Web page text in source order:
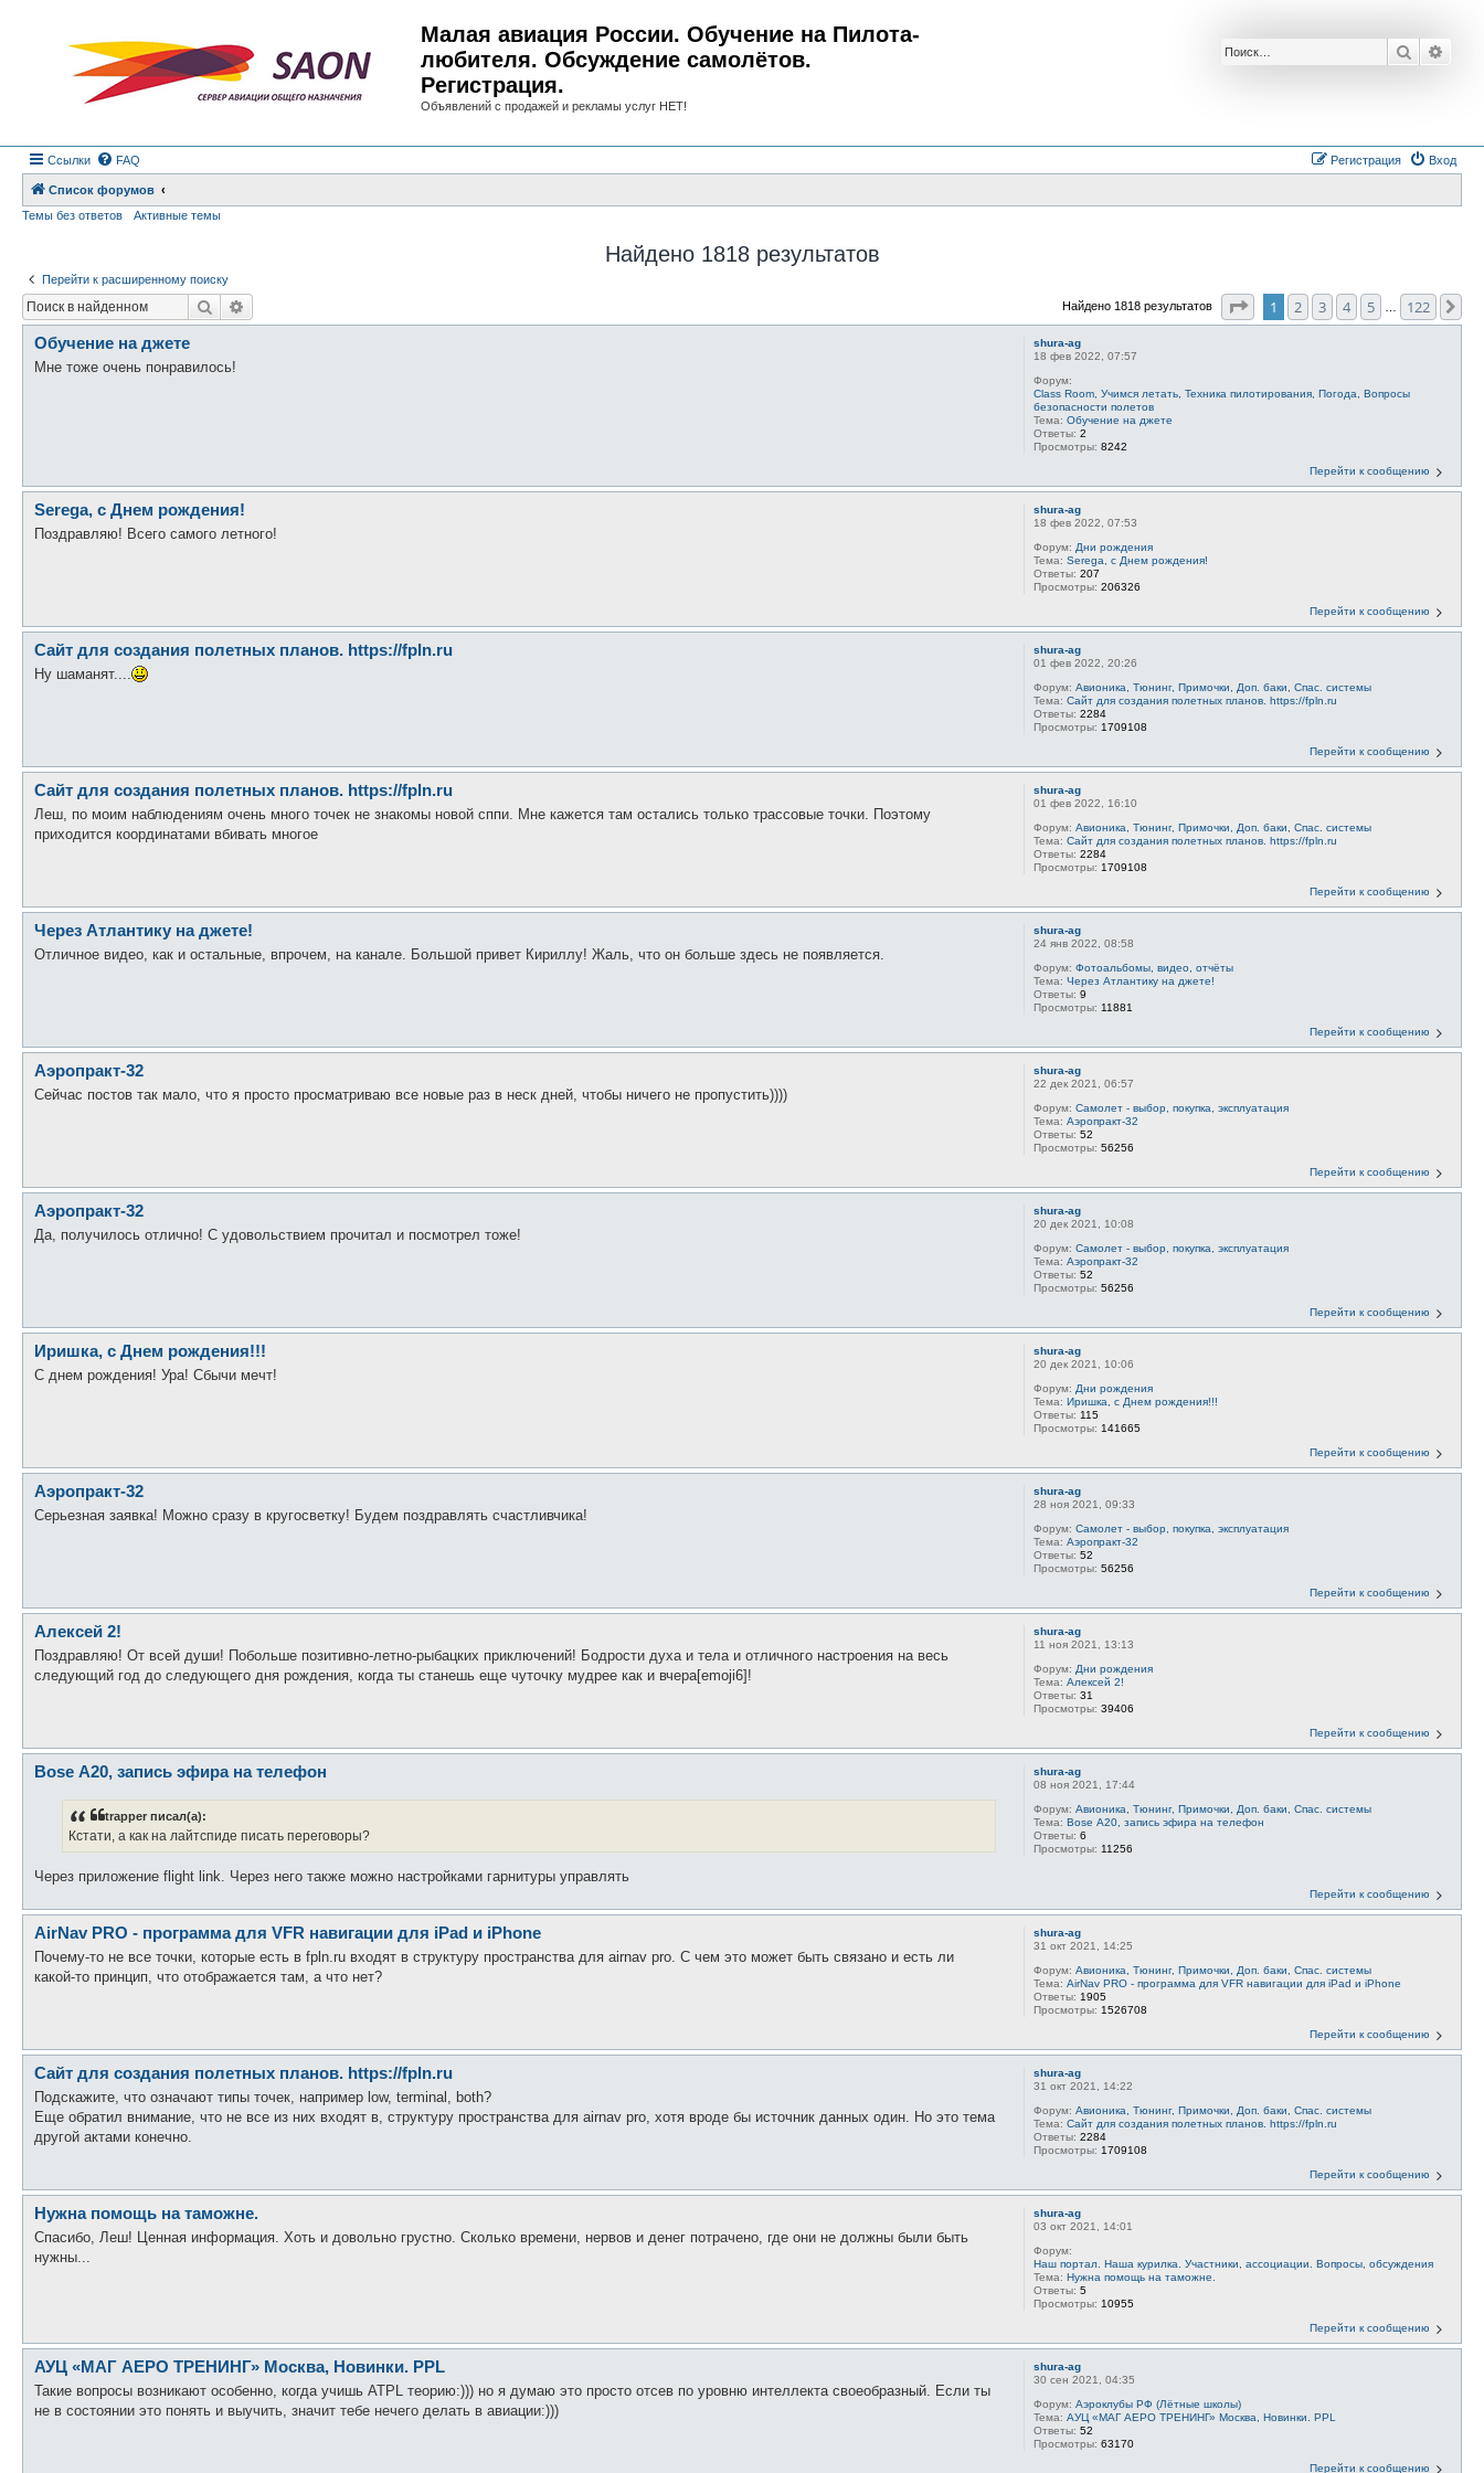
Малая авиация России. Обучение на Пилота-
любителя. Обсуждение самолётов.
Регистрация.
Объявлений с продажей и рекламы услуг НЕТ!
Поиск
Ссылки FAQ Вход
Регистрация
Список форумов
Темы без ответов
Активные темы
Найдено 1818 результатов
Перейти к расширенному поиску
Поиск Найдено 1818 результатов Страница 1 из122
1 2 3 4 5 122
shura-ag
18 фев 2022, 07:57
Форум:
Class Room, Учимся летать, Техника пилотирования, Погода, Вопросы
безопасности полетов
Тема:Обучение на джете
Ответы:2
Просмотры:8242
Обучение на джете
Мне тоже очень понравилось!
Перейти к сообщению
shura-ag
18 фев 2022, 07:53
Форум: Дни рождения
Тема:Serega, с Днем рождения!
Ответы:207
Просмотры:206326
Serega, с Днем рождения!
Поздравляю! Всего самого летного!
Перейти к сообщению
shura-ag
01 фев 2022, 20:26
Форум:Авионика, Тюнинг, Примочки, Доп. баки, Спас. системы
Тема:Сайт для создания полетных планов. https://fpln.ru
Ответы:2284
Просмотры: 1709108
Сайт для создания полетных планов. https://fpln.ru
Ну шаманят....
Перейти к сообщению
shura-ag
01 фев 2022, 16:10
Форум:Авионика, Тюнинг, Примочки, Доп. баки, Спас. системы
Тема:Сайт для создания полетных планов. https://fpln.ru
Ответы:2284
Просмотры: 1709108
Сайт для создания полетных планов. https://fpln.ru
Леш, по моим наблюдениям очень много точек не знакомы новой сппи. Мне кажется там остались только трассовые точки. Поэтому
приходится координатами вбивать многое
Перейти к сообщению
shura-ag
24 янв 2022, 08:58
Форум:Фотоальбомы, видео, отчёты
Тема:Через Атлантику на джете!
Ответы:9
Просмотры: 11881
Через Атлантику на джете!
Отличное видео, как и остальные, впрочем, на канале. Большой привет Кириллу! Жаль, что он больше здесь не появляется.
Перейти к сообщению
shura-ag
22 дек 2021, 06:57
Форум:Самолет - выбор, покупка, эксплуатация
Тема:Аэропракт-32
Ответы:52
Просмотры:56256
Аэропракт-32
Сейчас постов так мало, что я просто просматриваю все новые раз в неск дней, чтобы ничего не пропустить))))
Перейти к сообщению
shura-ag
20 дек 2021, 10:08
Форум:Самолет - выбор, покупка, эксплуатация
Тема:Аэропракт-32
Ответы:52
Просмотры:56256
Аэропракт-32
Да, получилось отлично! С удовольствием прочитал и посмотрел тоже!
Перейти к сообщению
shura-ag
20 дек 2021, 10:06
Форум: Дни рождения
Тема:Иришка, с Днем рождения!!!
Ответы: 115
Просмотры: 141665
Иришка, с Днем рождения!!!
С днем рождения! Ура! Сбычи мечт!
Перейти к сообщению
shura-ag
28 ноя 2021, 09:33
Форум:Самолет - выбор, покупка, эксплуатация
Тема:Аэропракт-32
Ответы:52
Просмотры:56256
Аэропракт-32
Серьезная заявка! Можно сразу в кругосветку! Будем поздравлять счастливчика!
Перейти к сообщению
shura-ag
11 ноя 2021, 13:13
Форум: Дни рождения
Тема:Алексей 2!
Ответы:31
Просмотры:39406
Алексей 2!
Поздравляю! От всей души! Побольше позитивно-летно-рыбацких приключений! Бодрости духа и тела и отличного настроения на весь
следующий год до следующего дня рождения, когда ты станешь еще чуточку мудрее как и вчера[emoji6]!
Перейти к сообщению
shura-ag
08 ноя 2021, 17:44
Форум:Авионика, Тюнинг, Примочки, Доп. баки, Спас. системы
Тема:Bose А20, запись эфира на телефон
Ответы:6
Просмотры: 11256
Bose А20, запись эфира на телефон
trapper писал(а):
Кстати, а как на лайтспиде писать переговоры?
Через приложение flight link. Через него также можно настройками гарнитуры управлять
Перейти к сообщению
shura-ag
31 окт 2021, 14:25
Форум:Авионика, Тюнинг, Примочки, Доп. баки, Спас. системы
Тема:AirNav PRO - программа для VFR навигации для iPad и iPhone
Ответы: 1905
Просмотры: 1526708
AirNav PRO - программа для VFR навигации для iPad и iPhone
Почему-то не все точки, которые есть в fpln.ru входят в структуру пространства для airnav pro. С чем это может быть связано и есть ли
какой-то принцип, что отображается там, а что нет?
Перейти к сообщению
shura-ag
31 окт 2021, 14:22
Форум:Авионика, Тюнинг, Примочки, Доп. баки, Спас. системы
Тема:Сайт для создания полетных планов. https://fpln.ru
Ответы:2284
Просмотры: 1709108
Сайт для создания полетных планов. https://fpln.ru
Подскажите, что означают типы точек, например low, terminal, both?
Еще обратил внимание, что не все из них входят в, структуру пространства для airnav pro, хотя вроде бы источник данных один. Но это тема
другой актами конечно.
Перейти к сообщению
shura-ag
03 окт 2021, 14:01
Форум:
Наш портал. Наша курилка. Участники, ассоциации. Вопросы, обсуждения
Тема:Нужна помощь на таможне.
Ответы:5
Просмотры: 10955
Нужна помощь на таможне.
Спасибо, Леш! Ценная информация. Хоть и довольно грустно. Сколько времени, нервов и денег потрачено, где они не должны были быть
нужны...
Перейти к сообщению
shura-ag
30 сен 2021, 04:35
Форум:Аэроклубы РФ (Лётные школы)
Тема:АУЦ «МАГ АЕРО ТРЕНИНГ» Москва, Новинки. PPL
Ответы:52
Просмотры:63170
АУЦ «МАГ АЕРО ТРЕНИНГ» Москва, Новинки. PPL
Такие вопросы возникают особенно, когда учишь ATPL теорию:))) но я думаю это просто отсев по уровню интеллекта своеобразный. Если ты
не в состоянии это понять и выучить, значит тебе нечего делать в авиации:)))
Перейти к сообщению